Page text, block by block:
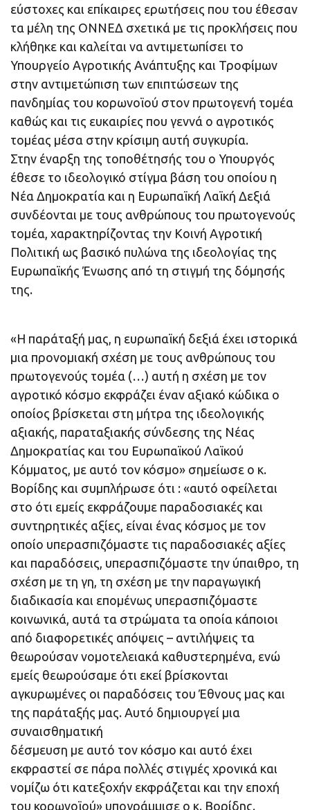
εύστοχες και επίκαιρες ερωτήσεις που του έθεσαν
τα μέλη της ΟΝΝΕΔ σχετικά με τις προκλήσεις που
κλήθηκε και καλείται να αντιμετωπίσει το
Υπουργείο Αγροτικής Ανάπτυξης και Τροφίμων
στην αντιμετώπιση των επιπτώσεων της
πανδημίας του κορωνοϊού στον πρωτογενή τομέα
καθώς και τις ευκαιρίες που γεννά ο αγροτικός
τομέας μέσα στην κρίσιμη αυτή συγκυρία.
Στην έναρξη της τοποθέτησής του ο Υπουργός
έθεσε το ιδεολογικό στίγμα βάση του οποίου η
Νέα Δημοκρατία και η Ευρωπαϊκή Λαϊκή Δεξιά
συνδέονται με τους ανθρώπους του πρωτογενούς
τομέα, χαρακτηρίζοντας την Κοινή Αγροτική
Πολιτική ως βασικό πυλώνα της ιδεολογίας της
Ευρωπαϊκής Ένωσης από τη στιγμή της δόμησής
της.
«Η παράταξή μας, η ευρωπαϊκή δεξιά έχει ιστορικά
μια προνομιακή σχέση με τους ανθρώπους του
πρωτογενούς τομέα (…) αυτή η σχέση με τον
αγροτικό κόσμο εκφράζει έναν αξιακό κώδικα ο
οποίος βρίσκεται στη μήτρα της ιδεολογικής
αξιακής, παραταξιακής σύνδεσης της Νέας
Δημοκρατίας και του Ευρωπαϊκού Λαϊκού
Κόμματος, με αυτό τον κόσμο» σημείωσε ο κ.
Βορίδης και συμπλήρωσε ότι : «αυτό οφείλεται
στο ότι εμείς εκφράζουμε παραδοσιακές και
συντηρητικές αξίες, είναι ένας κόσμος με τον
οποίο υπερασπιζόμαστε τις παραδοσιακές αξίες
και παραδόσεις, υπερασπιζόμαστε την ύπαιθρο, τη
σχέση με τη γη, τη σχέση με την παραγωγική
διαδικασία και επομένως υπερασπιζόμαστε
κοινωνικά, αυτά τα στρώματα τα οποία κάποιοι
από διαφορετικές απόψεις – αντιλήψεις τα
θεωρούσαν νομοτελειακά καθυστερημένα, ενώ
εμείς θεωρούσαμε ότι εκεί βρίσκονται
αγκυρωμένες οι παραδόσεις του Έθνους μας και
της παράταξής μας. Αυτό δημιουργεί μια
συναισθηματική
δέσμευση με αυτό τον κόσμο και αυτό έχει
εκφραστεί σε πάρα πολλές στιγμές χρονικά και
νομίζω ότι κατεξοχήν εκφράζεται και την εποχή
του κορωνοϊού» υπογράμμισε ο κ. Βορίδης.